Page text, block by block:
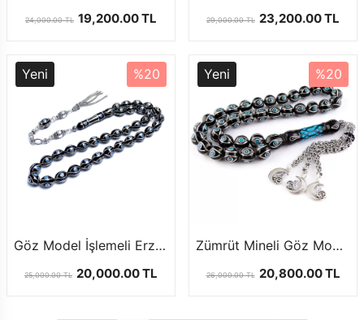
24,000.00 TL 19,200.00 TL 29,000.00 TL 23,200.00 TL
Yeni %20
Göz Model İşlemeli Erzurum Oltu Taşı Tesbih
25,000.00 TL 20,000.00 TL
Yeni %20
Zümrüt Mineli Göz Model Erzurum Oltu Taşı Tesbih
26,000.00 TL 20,800.00 TL